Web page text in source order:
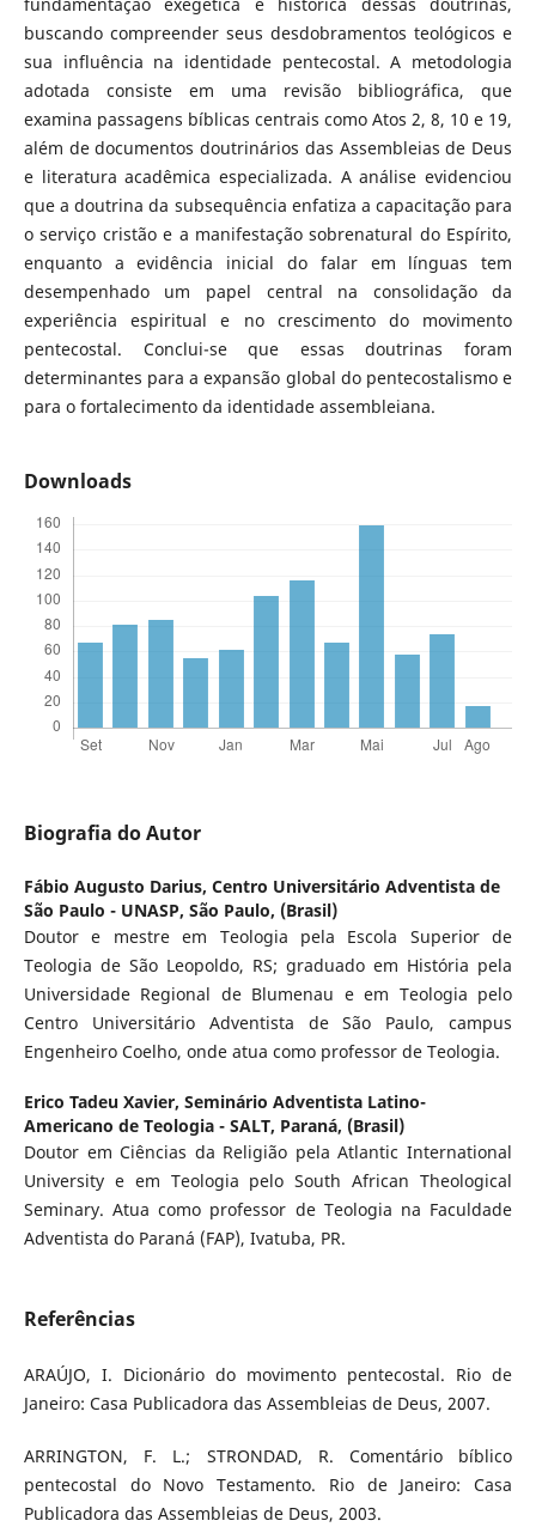
buscando compreender seus desdobramentos teológicos e
sua influência na identidade pentecostal. A metodologia
adotada consiste em uma revisão bibliográfica, que
examina passagens bíblicas centrais como Atos 2, 8, 10 e 19,
além de documentos doutrinários das Assembleias de Deus
e literatura acadêmica especializada. A análise evidenciou
que a doutrina da subsequência enfatiza a capacitação para
o serviço cristão e a manifestação sobrenatural do Espírito,
enquanto a evidência inicial do falar em línguas tem
desempenhado um papel central na consolidação da
experiência espiritual e no crescimento do movimento
pentecostal. Conclui-se que essas doutrinas foram
determinantes para a expansão global do pentecostalismo e
para o fortalecimento da identidade assembleiana.
Downloads
Biografia do Autor
Fábio Augusto Darius, Centro Universitário Adventista de
São Paulo - UNASP, São Paulo, (Brasil)
Doutor e mestre em Teologia pela Escola Superior de
Teologia de São Leopoldo, RS; graduado em História pela
Universidade Regional de Blumenau e em Teologia pelo
Centro Universitário Adventista de São Paulo, campus
Engenheiro Coelho, onde atua como professor de Teologia.
Erico Tadeu Xavier, Seminário Adventista Latino-
Americano de Teologia - SALT, Paraná, (Brasil)
Doutor em Ciências da Religião pela Atlantic International
University e em Teologia pelo South African Theological
Seminary. Atua como professor de Teologia na Faculdade
Adventista do Paraná (FAP), Ivatuba, PR.
Referências
ARAÚJO, I. Dicionário do movimento pentecostal. Rio de
Janeiro: Casa Publicadora das Assembleias de Deus, 2007.
ARRINGTON, F. L.; STRONDAD, R. Comentário bíblico
pentecostal do Novo Testamento. Rio de Janeiro: Casa
Publicadora das Assembleias de Deus, 2003.